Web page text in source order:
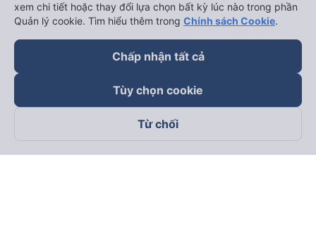
Theo dõi chúng tôi trên
xem chi tiết hoặc thay đổi lựa chọn bất kỳ lúc nào trong phần
Quản lý cookie. Tìm hiểu thêm trong Chính sách Cookie.
Chấp nhận tất cả
Tùy chọn cookie
Từ chối